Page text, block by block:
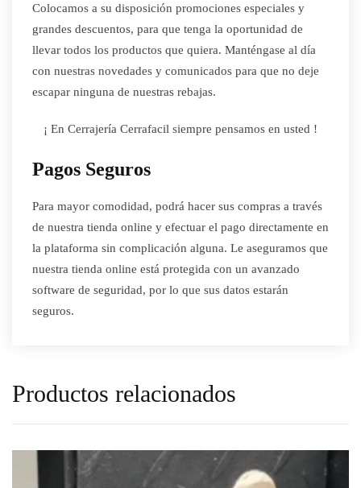
Colocamos a su disposición promociones especiales y
grandes descuentos, para que tenga la oportunidad de
llevar todos los productos que quiera. Manténgase al día
con nuestras novedades y comunicados para que no deje
escapar ninguna de nuestras rebajas.
¡ En Cerrajería Cerrafacil siempre pensamos en usted !
Pagos Seguros
Para mayor comodidad, podrá hacer sus compras a través
de nuestra tienda online y efectuar el pago directamente en
la plataforma sin complicación alguna. Le aseguramos que
nuestra tienda online está protegida con un avanzado
software de seguridad, por lo que sus datos estarán
seguros.
Productos relacionados